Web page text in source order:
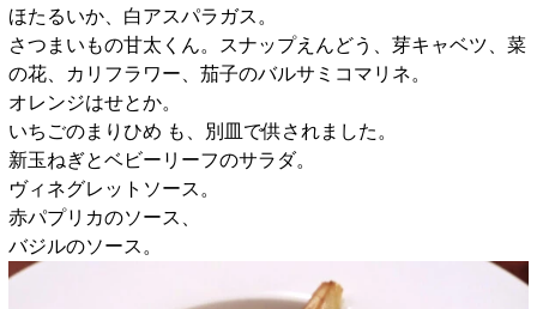
ほたるいか、白アスパラガス。
さつまいもの甘太くん。スナップえんどう、芽キャベツ、菜
の花、カリフラワー、茄子のバルサミコマリネ。
オレンジはせとか。
いちごのまりひめ も、別皿で供されました。
新玉ねぎとベビーリーフのサラダ。
ヴィネグレットソース。
赤パプリカのソース、
バジルのソース。